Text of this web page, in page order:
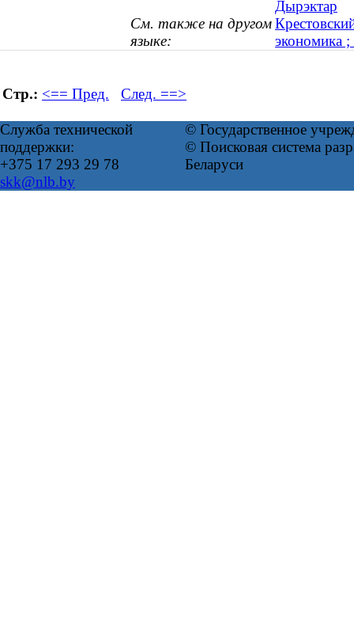
Дырэктар
См. также на другом
языке:
экономика
Стр.: <== Пред. След. ==>
Служба технической
поддержки:
+375 17 293 29 78
skk@nlb.by
© Государственное
© Поисковая система
Беларуси